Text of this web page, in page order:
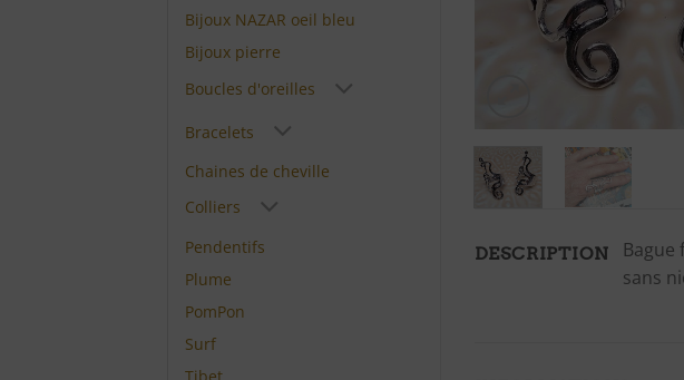
Bijoux NAZAR oeil bleu
Bijoux pierre
Boucles d'oreilles
Bracelets
Chaines de cheville
Colliers
Pendentifs
Plume
PomPon
Surf
Tibet
DESCRIPTION
sans